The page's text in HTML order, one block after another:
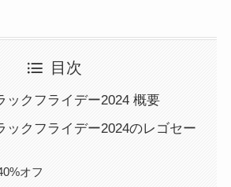
目次
ックフライデー2024 概要
ックフライデー2024のレゴセー
オフ